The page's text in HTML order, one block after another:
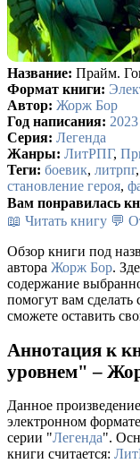
Название: Прайм.
Формат книги:
Автор: Жорж Бор
Год написания: 2023
Серия: Легенда
Жанры: ЛитРПГ,
Теги: боевик, литрпг,
становление героя,
Вам понравилась
📖 Читать книгу 💬
Обзор книги под
автора Жорж Бор.
содержание
помогут вам
сможете оставить
Аннотация к
уровнем" –
Данное
электронном
серии "Легенда".
книги считается: